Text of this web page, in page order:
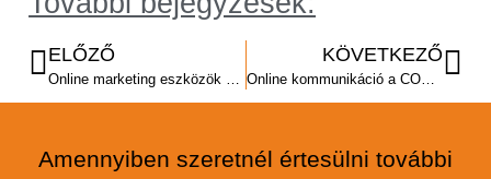
ELŐZŐ KÖVETKEZŐ
Online kommunikáció a COVID-19 idején 2. rész
Amennyiben szeretnél értesülni további